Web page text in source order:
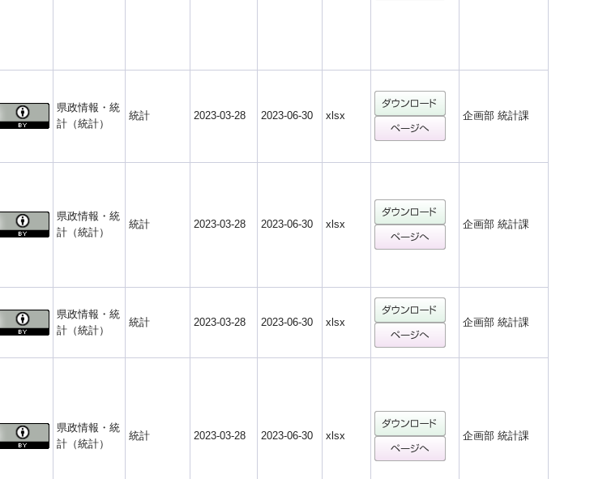
県政情報・統
計（統計）
統計 2023-03-28 2023-06-30 xlsx 企画部 統計課
県政情報・統
計（統計）
統計 2023-03-28 2023-06-30 xlsx 企画部 統計課
県政情報・統
計（統計）
統計 2023-03-28 2023-06-30 xlsx 企画部 統計課
県政情報・統
計（統計）
統計 2023-03-28 2023-06-30 xlsx 企画部 統計課